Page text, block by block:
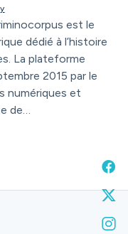
est le
dédié à l’histoire
La plateforme
2015 par le
numériques et
de…